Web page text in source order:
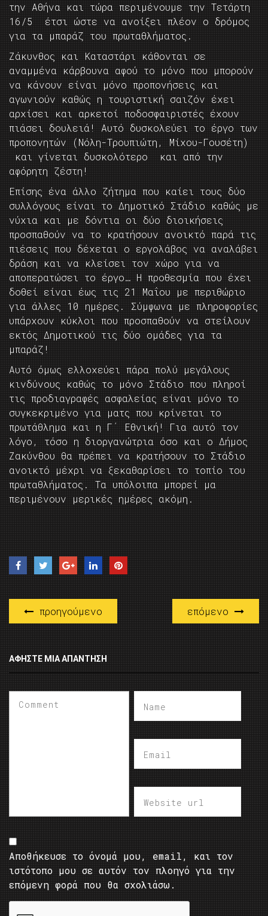
την Αθήνα και τώρα περιμένουμε την Τετάρτη
16/5 έτσι ώστε να ανοίξει πλέον ο δρόμος
για τα μπαράζ του πρωταθλήματος.
Ζάκυνθος και Καταστάρι κάθονται σε
αναμμένα κάρβουνα αφού το μόνο που μπορούν
να κάνουν είναι μόνο προπονήσεις και
αγωνιούν καθώς η τουριστική σαιζόν έχει
αρχίσει και αρκετοί ποδοσφαιριστές έχουν
πιάσει δουλειά! Αυτό δυσκολεύει το έργο των
προπονητών (Νόλη-Τρουπιώτη, Μίχου-Γουσέτη)
και γίνεται δυσκολότερο και από την
αφόρητη ζέστη!
Επίσης ένα άλλο ζήτημα που καίει τους δύο
συλλόγους είναι το Δημοτικό Στάδιο καθώς με
νύχια και με δόντια οι δύο διοικήσεις
προσπαθούν να το κρατήσουν ανοικτό παρά τις
πιέσεις που δέχεται ο εργολάβος να αναλάβει
δράση και να κλείσει τον χώρο για να
αποπερατώσει το έργο… Η προθεσμία που έχει
δοθεί είναι έως τις 21 Μαΐου με περιθώριο
για άλλες 10 ημέρες. Σύμφωνα με πληροφορίες
υπάρχουν κύκλοι που προσπαθούν να στείλουν
εκτός Δημοτικού τις δύο ομάδες για τα
μπαράζ!
Αυτό όμως ελλοχεύει πάρα πολύ μεγάλους
κινδύνους καθώς το μόνο Στάδιο που πληροί
τις προδιαγραφές ασφαλείας είναι μόνο το
συγκεκριμένο για ματς που κρίνεται το
πρωτάθλημα και η Γ΄ Εθνική! Για αυτό τον
λόγο, τόσο η διοργανώτρια όσο και ο Δήμος
Ζακύνθου θα πρέπει να κρατήσουν το Στάδιο
ανοικτό μέχρι να ξεκαθαρίσει το τοπίο του
πρωταθλήματος. Τα υπόλοιπα μπορεί μα
περιμένουν μερικές ημέρες ακόμη.
προηγούμενο επόμενο
ΑΦΉΣΤΕ ΜΙΑ ΑΠΆΝΤΗΣΗ
Αποθήκευσε το όνομά μου, email, και τον
ιστότοπο μου σε αυτόν τον πλοηγό για την
επόμενη φορά που θα σχολιάσω.